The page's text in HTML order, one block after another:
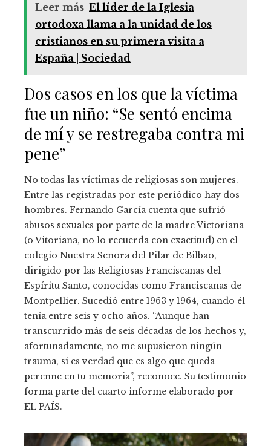
Leer más El líder de la Iglesia
ortodoxa llama a la unidad de los
cristianos en su primera visita a
España | Sociedad
Dos casos en los que la víctima
fue un niño: “Se sentó encima
de mí y se restregaba contra mi
pene”
No todas las víctimas de religiosas son mujeres.
Entre las registradas por este periódico hay dos
hombres. Fernando García cuenta que sufrió
abusos sexuales por parte de la madre Victoriana
(o Vitoriana, no lo recuerda con exactitud) en el
colegio Nuestra Señora del Pilar de Bilbao,
dirigido por las Religiosas Franciscanas del
Espíritu Santo, conocidas como Franciscanas de
Montpellier. Sucedió entre 1963 y 1964, cuando él
tenía entre seis y ocho años. “Aunque han
transcurrido más de seis décadas de los hechos y,
afortunadamente, no me supusieron ningún
trauma, sí es verdad que es algo que queda
perenne en tu memoria”, reconoce. Su testimonio
forma parte del cuarto informe elaborado por
EL PAÍS.